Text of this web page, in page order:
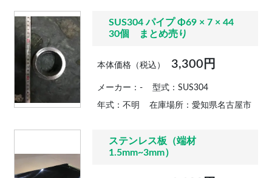
SUS304 パイプ Φ69 × 7 × 44
30個 まとめ売り
本体価格（税込） 3,300円
メーカー：- 型式：SUS304
年式：不明 在庫場所：愛知県名古屋市
ステンレス板（端材
1.5mm~3mm）